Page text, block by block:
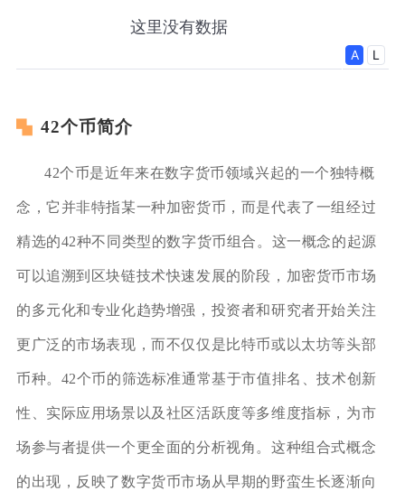
42个币简介
42个币是近年来在数字货币领域兴起的一个独特概
念，它并非特指某一种加密货币，而是代表了一组经过
精选的42种不同类型的数字货币组合。这一概念的起源
可以追溯到区块链技术快速发展的阶段，加密货币市场
的多元化和专业化趋势增强，投资者和研究者开始关注
更广泛的市场表现，而不仅仅是比特币或以太坊等头部
币种。42个币的筛选标准通常基于市值排名、技术创新
性、实际应用场景以及社区活跃度等多维度指标，为市
场参与者提供一个更全面的分析视角。这种组合式概念
的出现，反映了数字货币市场从早期的野蛮生长逐渐向